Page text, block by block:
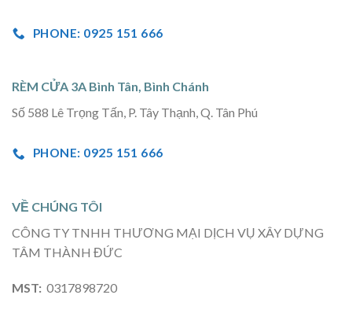
PHONE: 0925 151 666
RÈM CỬA 3A Bình Tân, Bình Chánh
Số 588 Lê Trọng Tấn, P. Tây Thạnh, Q. Tân Phú
PHONE: 0925 151 666
VỀ CHÚNG TÔI
CÔNG TY TNHH THƯƠNG MẠI DỊCH VỤ XÂY DỰNG
TÂM THÀNH ĐỨC
MST: 0317898720